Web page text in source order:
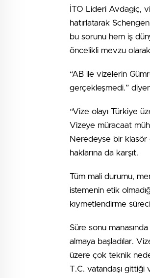
İTO Lideri Avdagiç,
hatırlatarak
bu sorunu hem iş
öncelikli mevzu
“AB ile vizelerin
gerçekleşmedi.”
“Vize olayı Türkiye
Vizeye müracaat
Neredeyse bir klasör
haklarına da karşıt.
Tüm mali durumu,
istemenin etik
kıymetlendirme
Süre sonu
almaya başladılar.
üzere çok teknik
T.C. vatandaşı gittiği